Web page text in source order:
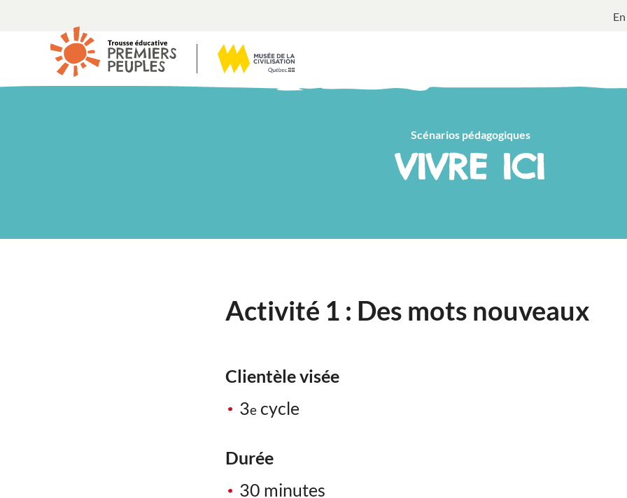
En
Scénarios pédagogiques
VIVRE ICI
Activité 1 : Des mots nouveaux
Clientèle visée
3e cycle
Durée
30 minutes